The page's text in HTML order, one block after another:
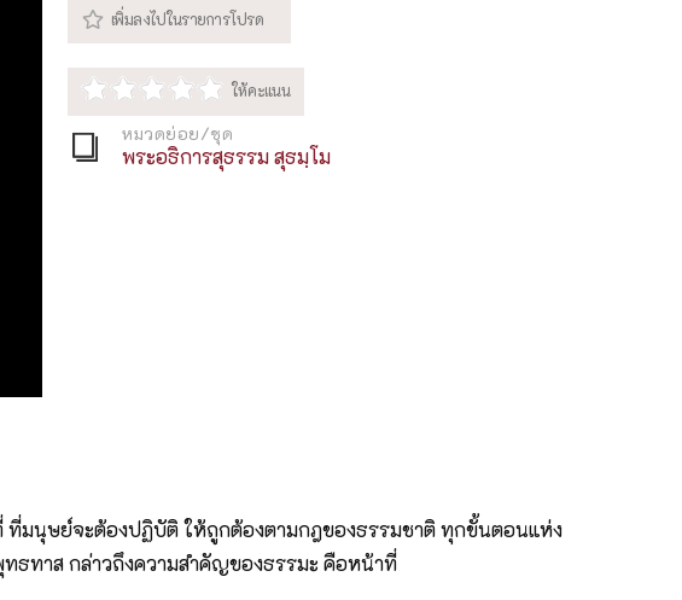
หมวดย่อย/ชุด
พระอธิการสุธรรม สุธมฺโม
ที่มนุษย์จะต้องปฏิบัติ ให้ถูกต้องตามกฎของธรรมชาติ ทุกขั้นตอนแห่ง
ธทาส กล่าวถึงความสำคัญของธรรมะ คือหน้าที่